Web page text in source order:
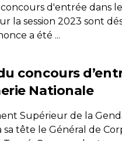
d'entrée dans
la session 2023 sont
a été ...
concours
Nationale
Supérieur de la
sa tête le Général de